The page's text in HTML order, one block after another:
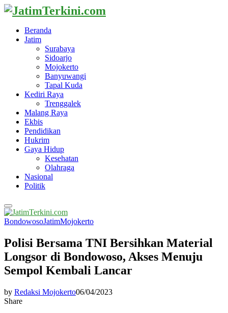
Beranda
Jatim
Surabaya
Sidoarjo
Mojokerto
Banyuwangi
Tapal Kuda
Kediri Raya
Trenggalek
Malang Raya
Ekbis
Pendidikan
Hukrim
Gaya Hidup
Kesehatan
Olahraga
Nasional
Politik
Primary
Menu
BondowosoJatimMojokerto
Polisi Bersama TNI Bersihkan Material
Longsor di Bondowoso, Akses Menuju
Sempol Kembali Lancar
by Redaksi Mojokerto06/04/2023
Share